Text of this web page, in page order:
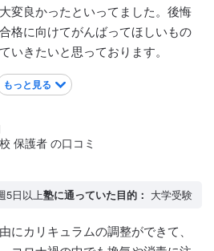
る形式でした。様々なレベル帯の
習進度や志望校に合わせて授業を
によっても授業が分かれていたの
授業を選択できました。
大通りに面しているのでアクセス
変良かったといってました。後悔
格に向けてがんばってほしいもの
いきたいと思っております。
もっと見る
保護者 の口コミ
5日以上塾に通っていた目的： 大学受験
にカリキュラムの調整ができて、